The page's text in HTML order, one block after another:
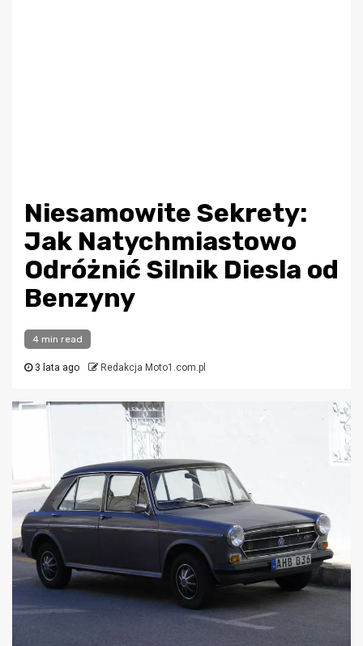
Niesamowite Sekrety:
Jak Natychmiastowo
Odróżnić Silnik Diesla od
Benzyny
4 min read
3 lata ago Redakcja Moto1.com.pl